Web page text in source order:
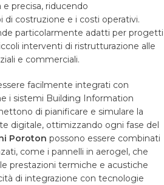
precisa, riducendo
costruzione e i costi operativi.
particolarmente adatti per progetti
interventi di ristrutturazione alle
e commerciali.
facilmente integrati con
i sistemi Building Information
di pianificare e simulare la
digitale, ottimizzando ogni fase del
Poroton possono essere combinati
come i pannelli in aerogel, che
prestazioni termiche e acustiche
di integrazione con tecnologie